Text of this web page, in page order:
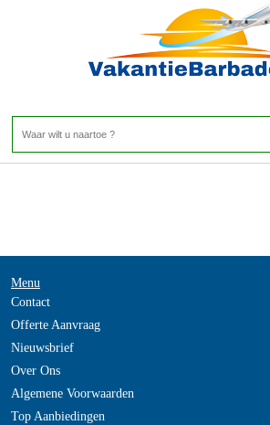
Home>
Menu
Contact
Offerte Aanvraag
Nieuwsbrief
Over Ons
Algemene Voorwaarden
Top Aanbiedingen